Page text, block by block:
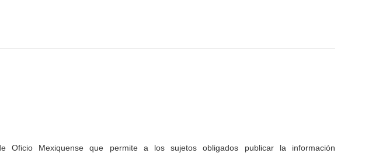
Oficio Mexiquense que permite a los sujetos obligados publicar la información